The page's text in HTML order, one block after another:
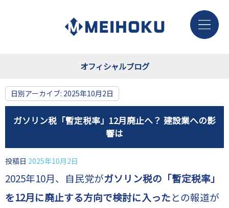
オフィシャルブログ
日別アーカイブ: 2025年10月2日
ガソリン税「暫定税率」12月廃止へ？ 建設業への影
響は
投稿日 2025年10月2日
2025年10月、自民党がガソリン税の「暫定税率」
を12月に廃止する方向で検討に入ったとの報道が